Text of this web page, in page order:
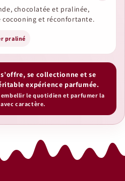
chocolatée et pralinée,
cocooning et réconfortante.
praliné
se collectionne et se
expérience parfumée.
embellir le quotidien et parfumer la
caractère.